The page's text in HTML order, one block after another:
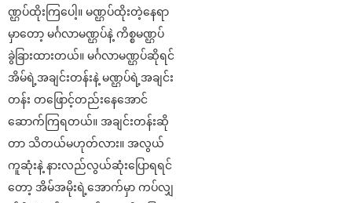
ဏ္ဌပ်ထိုးကြပေါ့။ မဏ္ဌပ်ထိုးတဲ့နေရာ
မှာတော့ မင်္ဂလာမဏ္ဌပ်နဲ့ ကိစ္စမဏ္ဌပ်
ခွဲခြားထားတယ်။ မင်္ဂလာမဏ္ဌပ်ဆိုရင်
အိမ်ရဲ့အချင်းတန်းနဲ့ မဏ္ဌပ်ရဲ့အချင်း
တန်း တဖြောင့်တည်းနေအောင်
ဆောက်ကြရတယ်။ အချင်းတန်းဆို
တာ သိတယ်မဟုတ်လား။ အလွယ်
ကူဆုံးနဲ့ နားလည်လွယ်ဆုံးပြောရရင်
တော့ အိမ်အမိုးရဲ့အောက်မှာ ကပ်လျှ